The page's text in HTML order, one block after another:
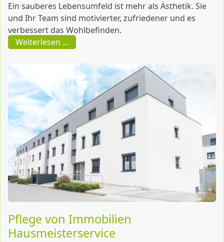
Ein sauberes Lebensumfeld ist mehr als Ästhetik. Sie
und Ihr Team sind motivierter, zufriedener und es
verbessert das Wohlbefinden.
Weiterlesen ...
Pflege von Immobilien
Hausmeisterservice